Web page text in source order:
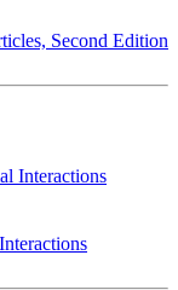
Second Edition